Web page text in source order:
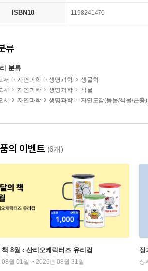
ISBN10 1198241470
류
분류
서 자연과학 생명과학
생물학
서
자연과학 생명과학
식물
서
자연과학 생명과학 자연도감(동물/식물/곤충)
의 이벤트 (6개)
책 8월 : 산리오캐릭터즈 유리컵
08월 01일 ~ 2026년 08월 31일
정
상